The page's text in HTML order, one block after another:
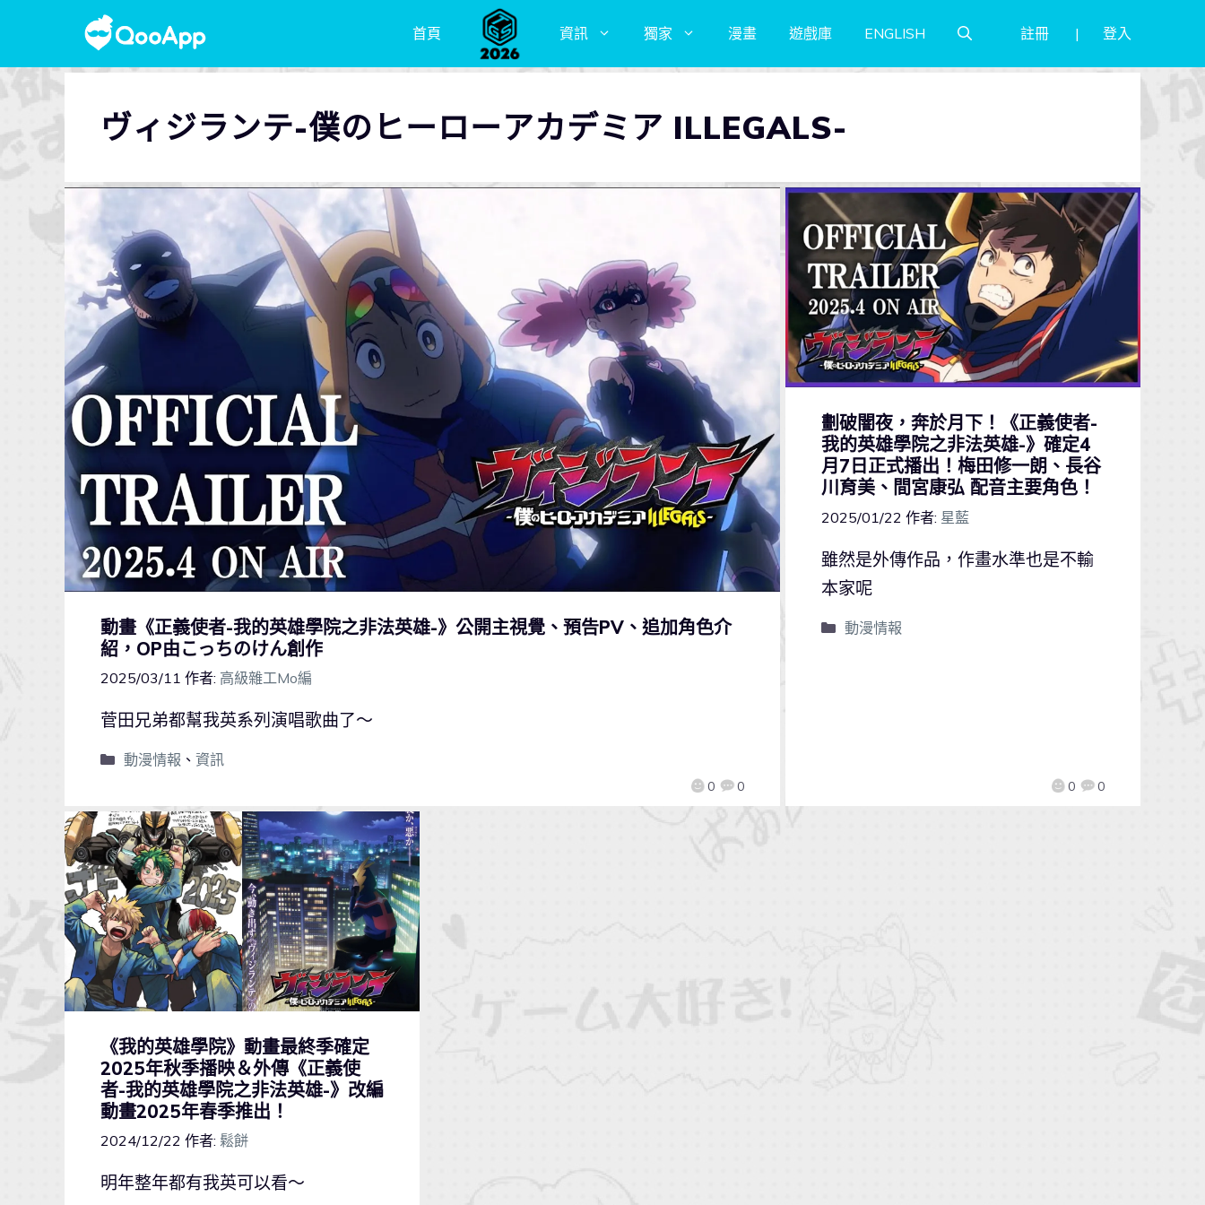
首頁 資訊 獨家 漫畫 遊戲庫 ENGLISH 註冊 登入
ヴィジランテ-僕のヒーローアカデミア ILLEGALS-
動畫《正義使者-我的英雄學院之非法英雄-》公開主視覺、預告PV、追加角色介
紹，OP由こっちのけん創作
2025/03/11 作者: 高級雜工Mo編
0 0
菅田兄弟都幫我英系列演唱歌曲了～
動漫情報 、 資訊
劃破闇夜，奔於月下！《正義使者-
我的英雄學院之非法英雄-》確定4
月7日正式播出！梅田修一朗、長谷
川育美、間宮康弘 配音主要角色！
2025/01/22 作者: 星藍
0 0
雖然是外傳作品，作畫水準也是不輸
本家呢
動漫情報
《我的英雄學院》動畫最終季確定
2025年秋季播映＆外傳《正義使
者-我的英雄學院之非法英雄-》改編
動畫2025年春季推出！
2024/12/22 作者: 鬆餅
明年整年都有我英可以看～